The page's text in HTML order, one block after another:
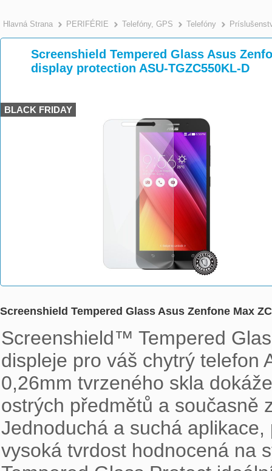
Hlavná Strana >
PERIFÉRIE >
Telefóny, GPS >
Telefóny
Screenshield Tempered Glass Asus
display protection ASU-TGZC550KL-D
BLACK FRIDAY
Screenshield Tempered Glass Asus Zenfone Max
Screenshield™ Tempered
displeje pro váš chytrý telefon
0,26mm tvrzeného skla
ostrých předmětů a současně
Jednoduchá a suchá
vysoká tvrdost hodnocená na